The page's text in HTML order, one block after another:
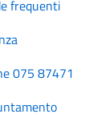
frequenti
075 87471